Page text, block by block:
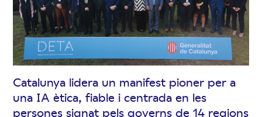
Catalunya lidera un manifest pioner per a
una IA ètica, fiable i centrada en les
persones signat pels governs de 14 regions